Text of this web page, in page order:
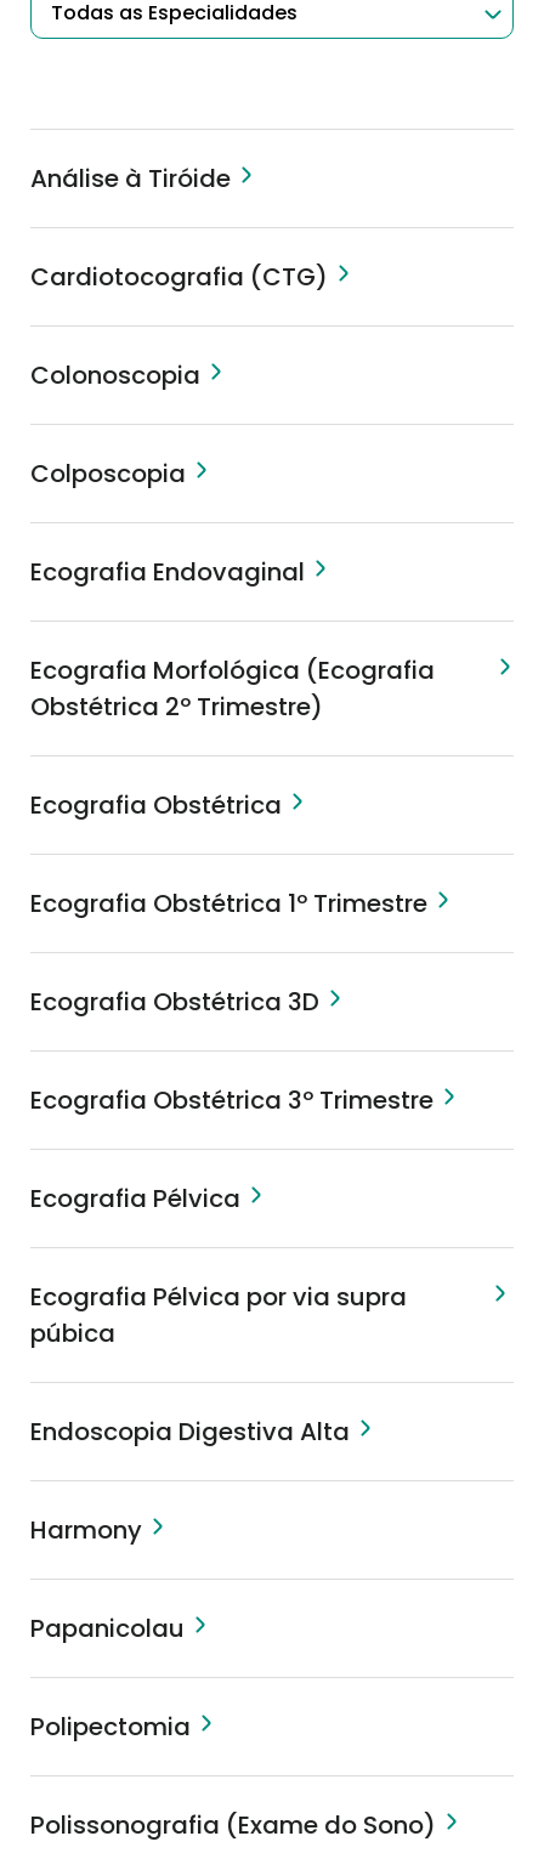
Análise à Tiróide
Cardiotocografia (CTG)
Colonoscopia
Colposcopia
Ecografia Endovaginal
Ecografia Morfológica (Ecografia
Obstétrica 2º Trimestre)
Ecografia Obstétrica
Ecografia Obstétrica 1º Trimestre
Ecografia Obstétrica 3D
Ecografia Obstétrica 3º Trimestre
Ecografia Pélvica
Ecografia Pélvica por via supra
púbica
Endoscopia Digestiva Alta
Harmony
Papanicolau
Polipectomia
Polissonografia (Exame do Sono)